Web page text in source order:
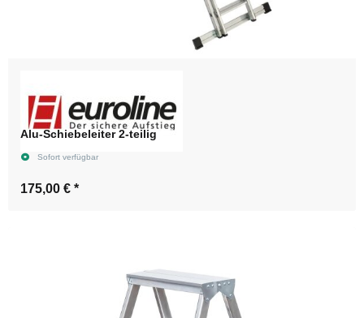
Alu-Schiebeleiter 2-teilig
Sofort verfügbar
175,00 € *